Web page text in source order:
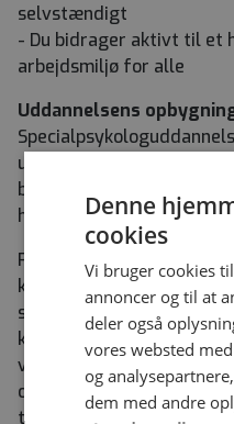
selvstændigt
- Du bidrager aktivt til et
arbejdsmiljø for alle
Uddannelsens
uddannelse til
består af 1-års
hoveduddannelse.
På uddannelsen veksles
klinikker og på
kurser, der har til formål
vil være omkring 15
over to-tre
traditionelt været
Denne
cookies
Vi bruger cookies
annoncer og til at
deler også
vores websted
og
dem med andre